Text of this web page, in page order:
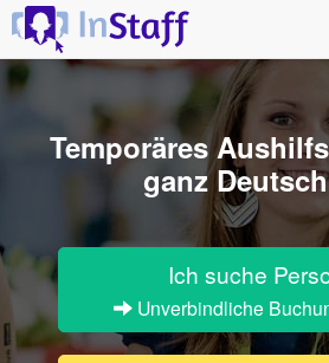
Temporäres
ganz
Ich suche
Unverbindliche